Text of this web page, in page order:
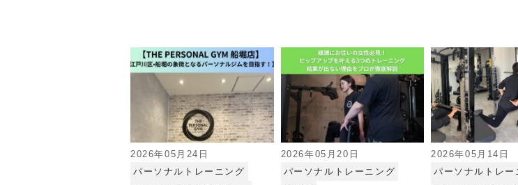
2026年05月24日
パーソナルトレーニング
2026年05月20日
パーソナルトレーニング
2026年05月14日
パーソナルトレー